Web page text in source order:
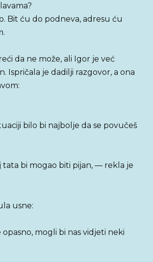
Bit ću do podneva, adresu ću
da ne može, ali Igor je već
Ispričala je dadilji razgovor, a ona
bilo bi najbolje da se povučeš
bi mogao biti pijan, — rekla je
usne:
mogli bi nas vidjeti neki